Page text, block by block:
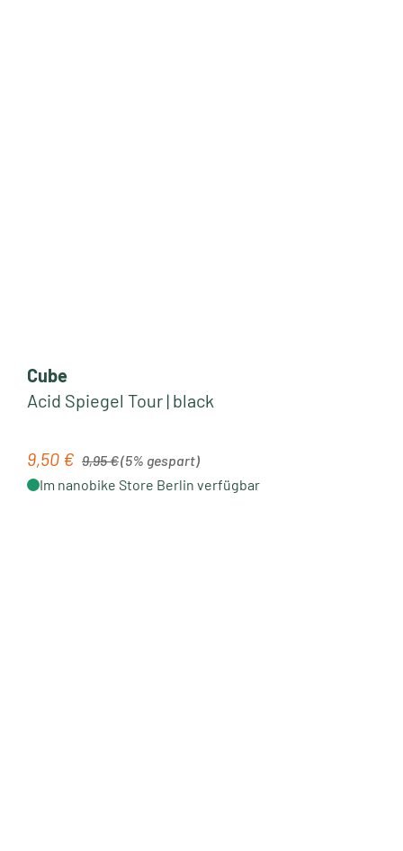
Cube
Acid Spiegel Tour | black
Verkaufspreis:
9,50 € Regulärer Preis:
9,95 €(5% gespart)
Im nanobike Store Berlin verfügbar